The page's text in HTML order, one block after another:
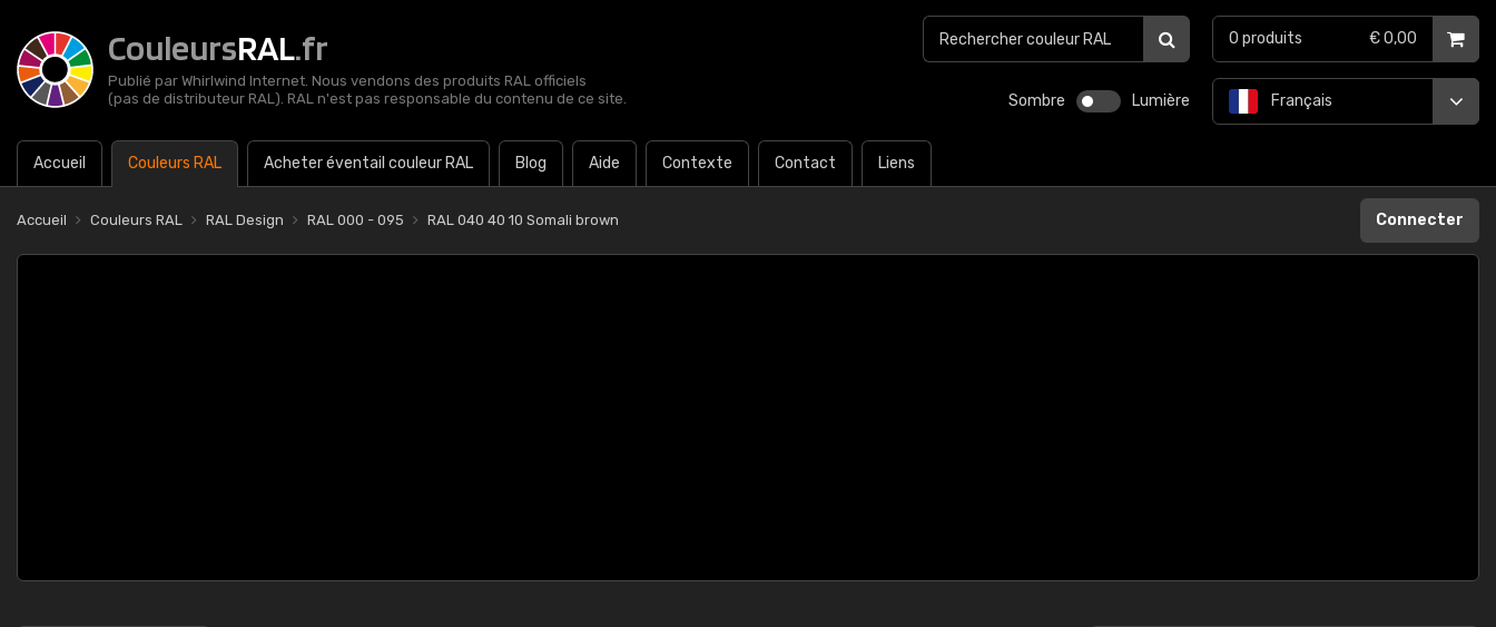
CouleursRAL.fr
Publié par Whirlwind Internet. Nous vendons des produits RAL officiels
(pas de distributeur RAL). RAL n'est pas responsable du contenu de ce site.
Sombre Lumière
Accueil Couleurs RAL Acheter éventail couleur RAL Blog Aide Contexte Contact Liens
Français
0 produits € 0,00
Accueil Couleurs RAL RAL Design RAL 000 - 095 RAL 040 40 10 Somali brown Connecter